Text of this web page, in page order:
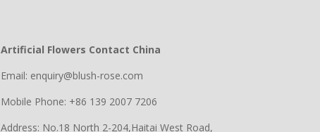
Artificial Flowers Contact China
Email: enquiry@blush-rose.com
Mobile Phone: +86 139 2007 7206
Address: No.18 North 2-204,Haitai West Road,